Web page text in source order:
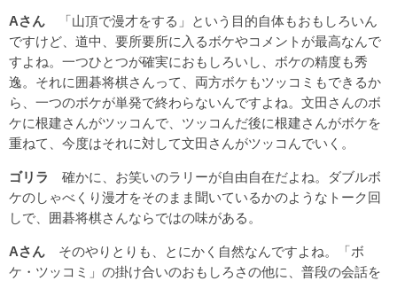
Aさん 「山頂で漫才をする」という目的自体もおもしろいん
ですけど、道中、要所要所に入るボケやコメントが最高なんで
すよね。一つひとつが確実におもしろいし、ボケの精度も秀
逸。それに囲碁将棋さんって、両方ボケもツッコミもできるか
ら、一つのボケが単発で終わらないんですよね。文田さんのボ
ケに根建さんがツッコんで、ツッコんだ後に根建さんがボケを
重ねて、今度はそれに対して文田さんがツッコんでいく。
ゴリラ
確かに、お笑いのラリーが自由自在だよね。ダブルボ
ケのしゃべくり漫才をそのまま聞いているかのようなトーク回
しで、囲碁将棋さんならではの味がある。
Aさん そのやりとりも、とにかく自然なんですよね。「ボ
ケ・ツッコミ」の掛け合いのおもしろさの他に、普段の会話を